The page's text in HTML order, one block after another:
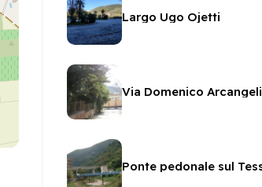
Largo Ugo Ojetti
Via Domenico Arcangeli